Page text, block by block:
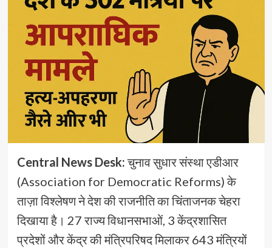
Central News Desk:चुनाव सुधार संस्था एडीआर
(Association for Democratic Reforms) के
ताज़ा विश्लेषण ने देश की राजनीति का चिंताजनक चेहरा
दिखाया है। 27 राज्य विधानसभाओं, 3 केंद्रशासित
प्रदेशों और केंद्र की मंत्रिपरिषद मिलाकर 643 मंत्रियों